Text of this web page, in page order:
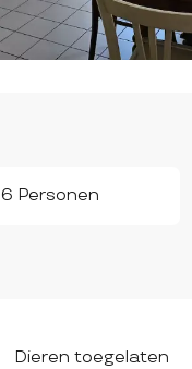
6 Personen
Dieren toegelaten